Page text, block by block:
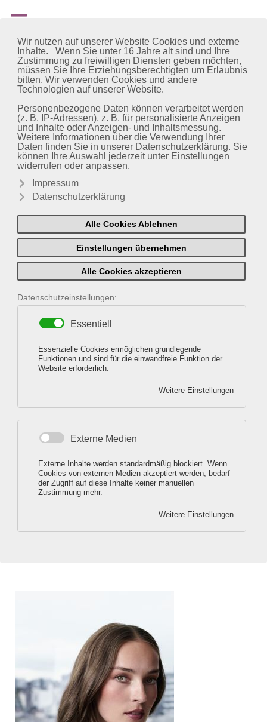
Wir nutzen auf unserer Website Cookies und externe
Inhalte. Wenn Sie unter 16 Jahre alt sind und Ihre
Zustimmung zu freiwilligen Diensten geben möchten,
müssen Sie Ihre Erziehungsberechtigten um Erlaubnis
bitten. Wir verwenden Cookies und andere
Technologien auf unserer Website.
Personenbezogene Daten können verarbeitet werden
(z. B. IP-Adressen), z. B. für personalisierte Anzeigen
und Inhalte oder Anzeigen- und Inhaltsmessung.
Weitere Informationen über die Verwendung Ihrer
Daten finden Sie in unserer Datenschutzerklärung. Sie
können Ihre Auswahl jederzeit unter Einstellungen
widerrufen oder anpassen.
Impressum
Datenschutzerklärung
Alle Cookies Ablehnen
Einstellungen übernehmen
Alle Cookies akzeptieren
Datenschutzeinstellungen:
Essentiell
Essenzielle Cookies ermöglichen grundlegende
Funktionen und sind für die einwandfreie Funktion der
Website erforderlich.
Weitere Einstellungen
Externe Medien
Externe Inhalte werden standardmäßig blockiert. Wenn
Cookies von externen Medien akzeptiert werden, bedarf
der Zugriff auf diese Inhalte keiner manuellen
Zustimmung mehr.
Weitere Einstellungen
Wir haben Zeit für Ihre Schönheit,